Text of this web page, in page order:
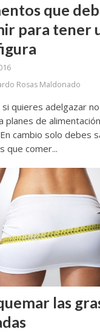
que
para tener
Rosas Maldonado
si quieres adelgazar
planes de
cambio solo debes
que comer...
las